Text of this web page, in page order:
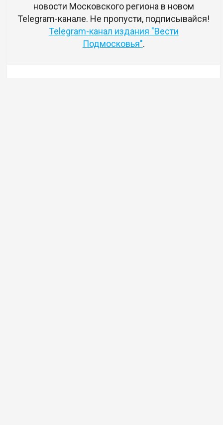
новости Московского региона в новом
Telegram-канале. Не пропусти, подписывайся!
Telegram-канал издания "Вести
Подмосковья".